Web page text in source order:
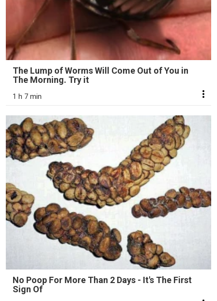
The Lump of Worms Will Come Out of You in
The Morning. Try it
1 h 7 min
No Poop For More Than 2 Days - It's The First
Sign Of